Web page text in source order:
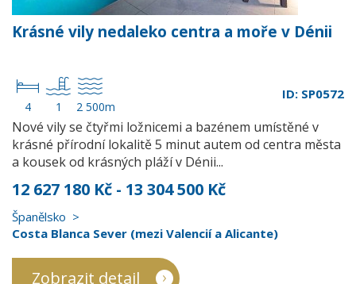
Krásné vily nedaleko centra a moře v Dénii
4 1 2 500m
ID: SP0572
Nové vily se čtyřmi ložnicemi a bazénem umístěné v
krásné přírodní lokalitě 5 minut autem od centra města
a kousek od krásných pláží v Dénii...
12 627 180 Kč - 13 304 500 Kč
Španělsko
Costa Blanca Sever (mezi Valencií a Alicante)
Zobrazit detail